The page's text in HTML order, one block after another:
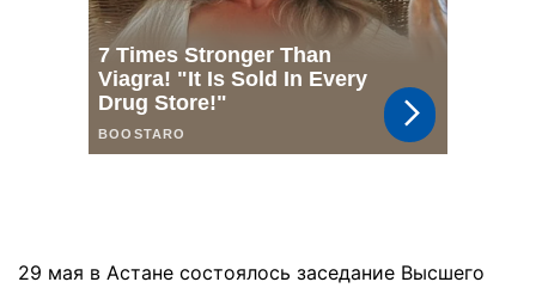
29 мая в Астане состоялось заседание Высшего